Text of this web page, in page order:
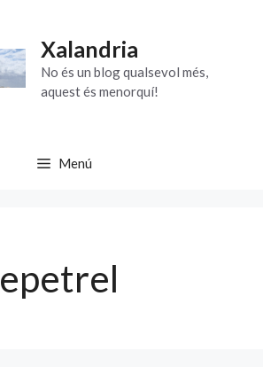
Xalandria
No és un blog qualsevol més,
aquest és menorquí!
Menú
epetrel